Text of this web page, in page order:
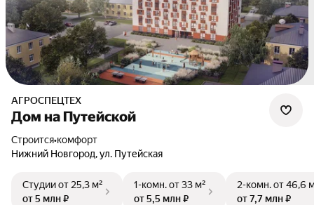
АГРОСПЕЦТЕХ
Дом на Путейской
Строится•комфорт
Нижний Новгород, ул. Путейская
Студииот 25,3 м²
от 5 млн ₽
1-комн.от 33 м²
от 5,5 млн ₽
2-комн.от 46,6
от 7,7 млн ₽